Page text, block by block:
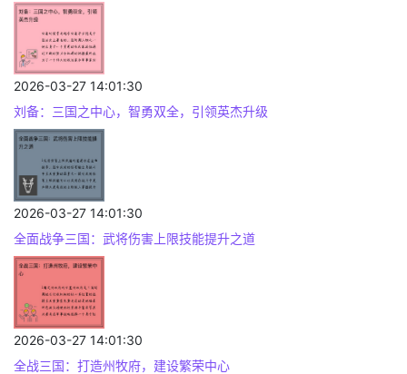
2026-03-27 14:01:30
刘备：三国之中心，智勇双全，引领英杰升级
2026-03-27 14:01:30
全面战争三国：武将伤害上限技能提升之道
2026-03-27 14:01:30
全战三国：打造州牧府，建设繁荣中心